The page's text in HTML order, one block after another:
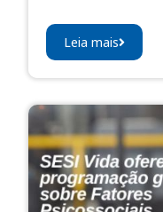
Leia mais